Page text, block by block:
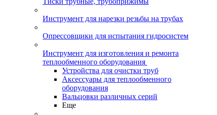
Инструмент для нарезки резьбы на трубах
Опрессовщики для испытания гидросистем
Инструмент для изготовления и ремонта
теплообменного оборудования
Устройства для очистки труб
Аксессуары для теплообменного
оборудования
Вальцовки различных серий
Еще